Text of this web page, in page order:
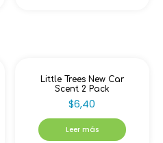
Little Trees New Car
Scent 2 Pack
$6,40
Leer más